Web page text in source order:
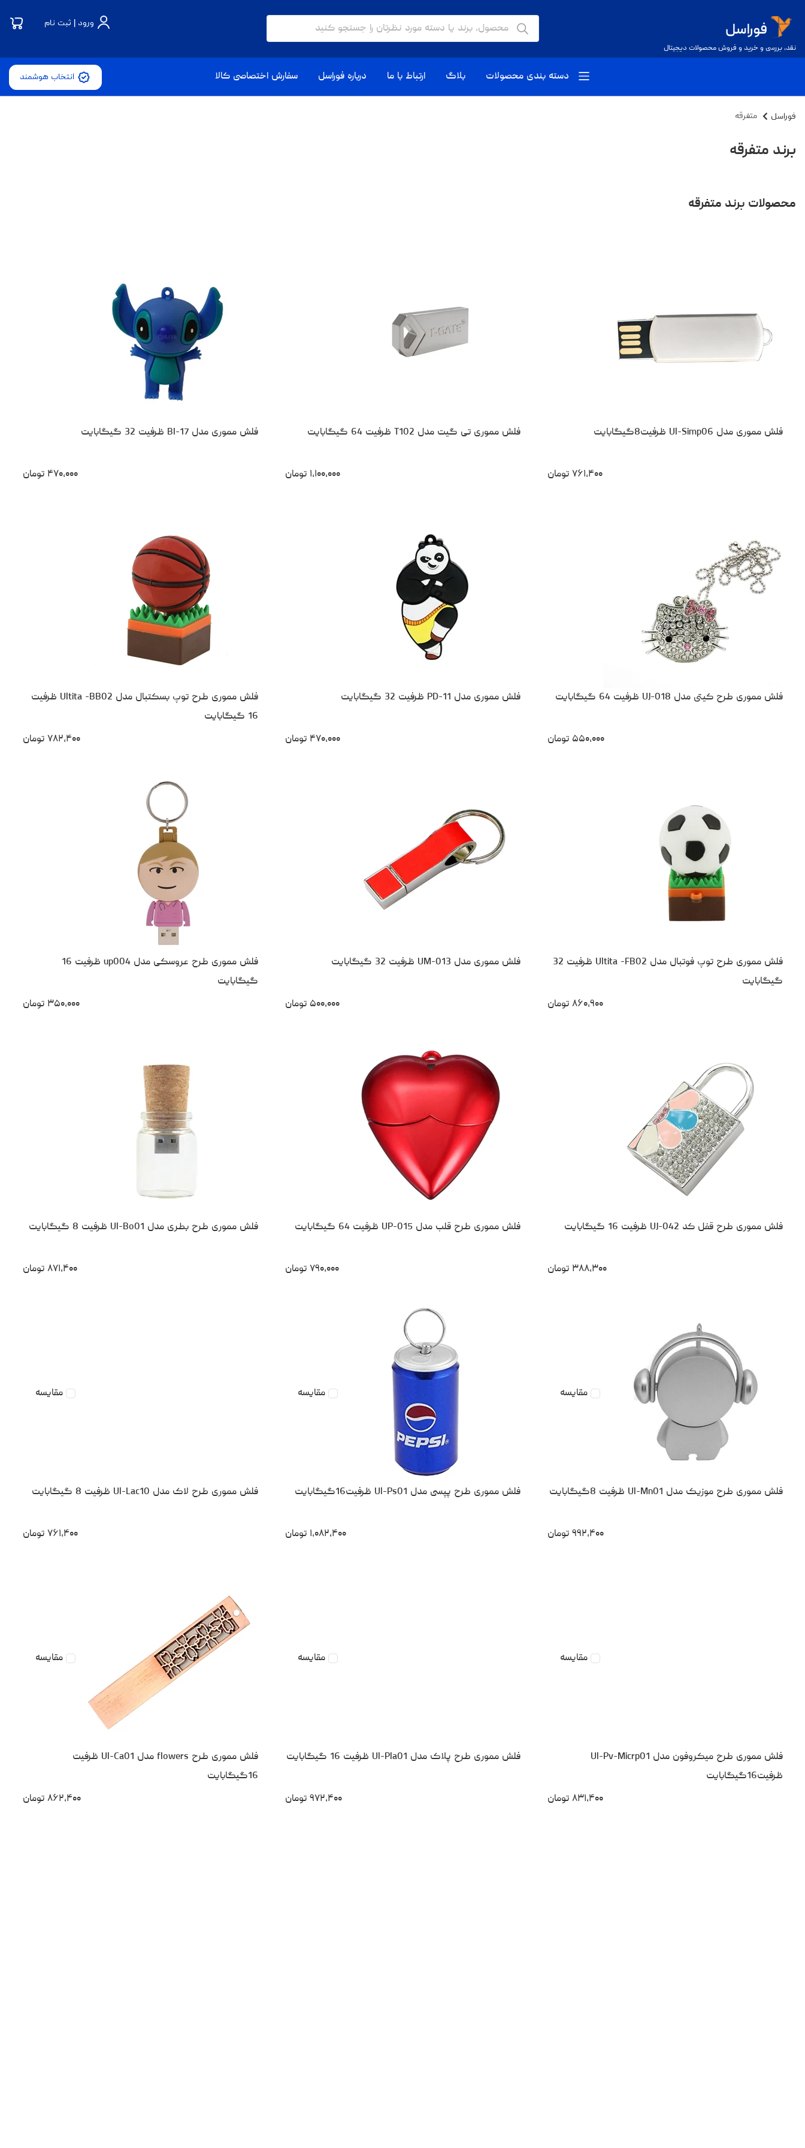
نقد، بررسی و خرید و فروش محصولات دیجیتال
ورود | ثبت نام
دسته بندی محصولات بلاگ ارتباط با ما درباره فوراسل سفارش اختصاصی کالا انتخاب هوشمند
فوراسل متفرقه
برند متفرقه
محصولات برند متفرقه
فلش مموری مدل Ul-Simp06 ظرفیت8گیگابایت
۷۶۱،۴۰۰ تومان
فلش مموری تی گیت مدل T102 ظرفیت 64 گیگابایت
۱،۱۰۰،۰۰۰ تومان
فلش مموری مدل BI-17 ظرفیت 32 گیگابایت
۴۷۰،۰۰۰ تومان
فلش مموری طرح کیتی مدل UJ-018 ظرفیت 64 گیگابایت
۵۵۰،۰۰۰ تومان
فلش مموری مدل PD-11 ظرفیت 32 گیگابایت
۴۷۰،۰۰۰ تومان
فلش مموری طرح توپ بسکتبال مدل Ultita -BB02 ظرفیت
16 گیگابایت
۷۸۲،۴۰۰ تومان
فلش مموری طرح توپ فوتبال مدل Ultita -FB02 ظرفیت 32
گیگابایت
۸۶۰،۹۰۰ تومان
فلش مموری مدل UM-013 ظرفیت 32 گیگابایت
۵۰۰،۰۰۰ تومان
فلش مموری طرح عروسکی مدل up004 ظرفیت 16
گیگابایت
۳۵۰،۰۰۰ تومان
فلش مموری طرح قفل کد UJ-042 ظرفیت 16 گیگابایت
۳۸۸،۳۰۰ تومان
فلش مموری طرح قلب مدل UP-015 ظرفیت 64 گیگابایت
۷۹۰،۰۰۰ تومان
فلش مموری طرح بطری مدل Ul-Bo01 ظرفیت 8 گیگابایت
۸۷۱،۴۰۰ تومان
مقایسه
فلش مموری طرح موزیک مدل Ul-Mn01 ظرفیت 8گیگابایت
۹۹۲،۴۰۰ تومان
مقایسه
فلش مموری طرح پپسی مدل Ul-Ps01 ظرفیت16گیگابایت
۱،۰۸۲،۴۰۰ تومان
مقایسه
فلش مموری طرح لاک مدل Ul-Lac10 ظرفیت 8 گیگابایت
۷۶۱،۴۰۰ تومان
مقایسه
فلش مموری طرح میکروفون مدل Ul-Pv-Micrp01
ظرفیت16گیگابایت
۸۳۱،۴۰۰ تومان
مقایسه
فلش مموری طرح پلاک مدل Ul-Pla01 ظرفیت 16 گیگابایت
۹۷۲،۴۰۰ تومان
مقایسه
فلش مموری طرح flowers مدل Ul-Ca01 ظرفیت
16گیگابایت
۸۶۲،۴۰۰ تومان